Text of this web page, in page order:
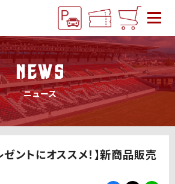
NEWS
ニュース
ントにオススメ！】新商品販売